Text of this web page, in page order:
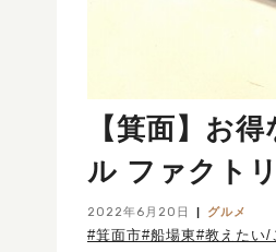
【箕面】お
ル ファクト
2022年6月20日 グルメ
#箕面市#船場東#教えたい/